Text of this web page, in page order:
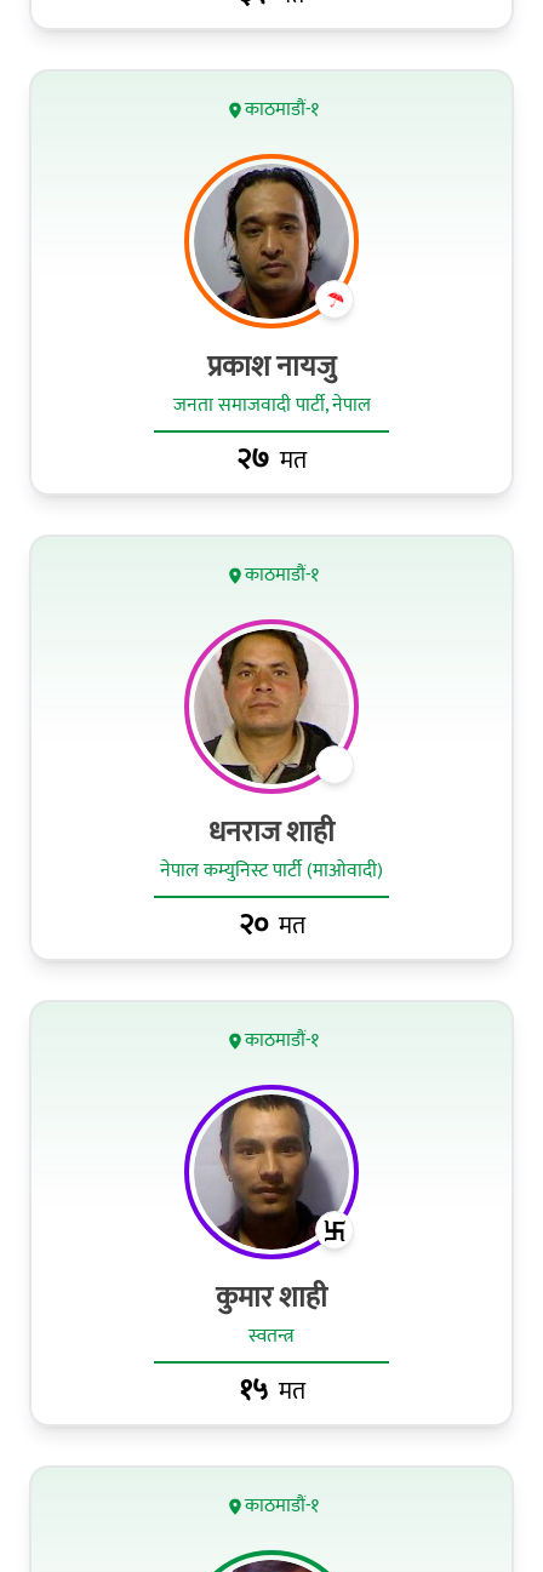
काठमाडौं-१
प्रकाश नायजु
जनता समाजवादी पार्टी, नेपाल
२७ मत
काठमाडौं-१
धनराज शाही
नेपाल कम्युनिस्ट पार्टी (माओवादी)
२० मत
काठमाडौं-१
कुमार शाही
स्वतन्त्र
१५ मत
काठमाडौं-१